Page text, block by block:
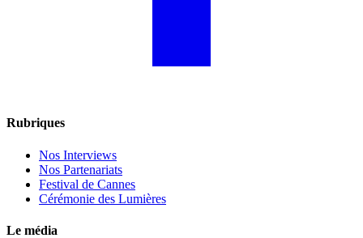
Rubriques
Nos Interviews
Nos Partenariats
Festival de Cannes
Cérémonie des Lumières
Le média